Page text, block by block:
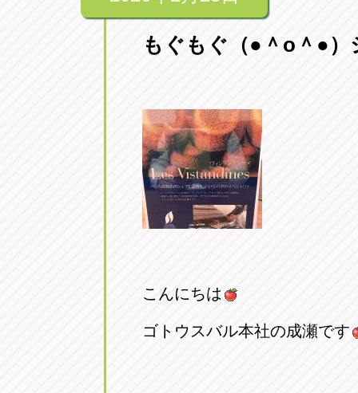
もぐもぐ（●＾o＾●）
こんにちは
ゴトウスバル本社の成瀬です